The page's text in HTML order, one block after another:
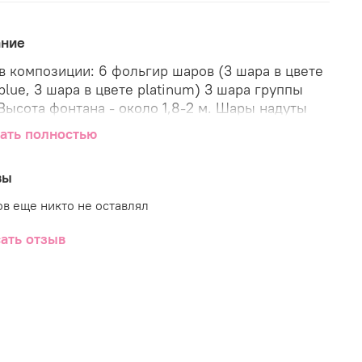
6 фольгир шаров (3 шара в цвете
3 шара в цвете platinum) 3 шара группы
Время полета шаров - 2 дня и более Состав
может быть скорректирован по составу,
полностью
еще никто не оставлял
отзыв